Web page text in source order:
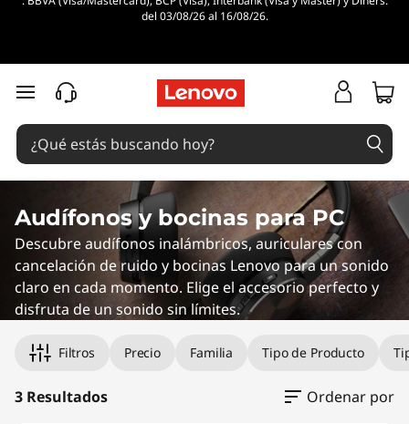
p
e
a
k
e
del 03/08/26 al 16/08/26.
Ir al contenido principal
Audífonos y bocinas para PC
Descubre audífonos inalámbricos, auriculares con
cancelación de ruido y bocinas Lenovo para un sonido
claro en cada momento. Elige el accesorio perfecto y
disfruta de un sonido sin límites.
Filtros Precio Familia Tipo de Producto
3 Resultados Ordenar por